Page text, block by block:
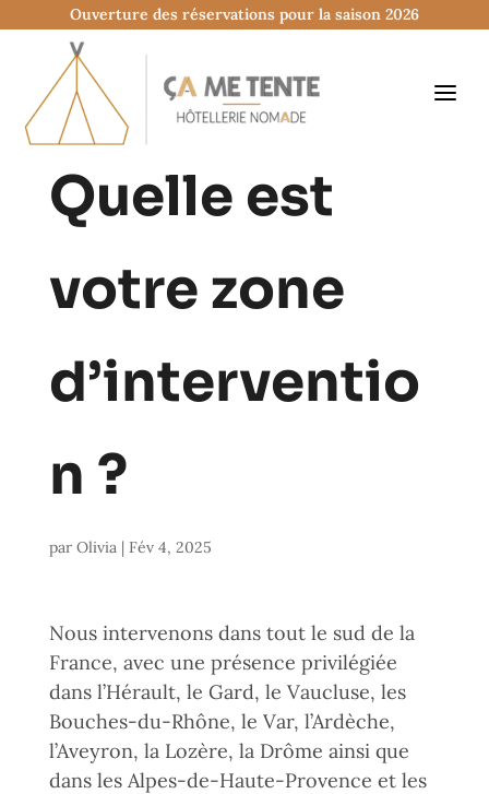
Ouverture des réservations pour la saison 2026
Quelle est
votre zone
d’interventio
n ?
par Olivia| Fév 4, 2025
Nous intervenons dans tout le sud de la
France, avec une présence privilégiée
dans l’Hérault, le Gard, le Vaucluse, les
Bouches-du-Rhône, le Var, l’Ardèche,
l’Aveyron, la Lozère, la Drôme ainsi que
dans les Alpes-de-Haute-Provence et les